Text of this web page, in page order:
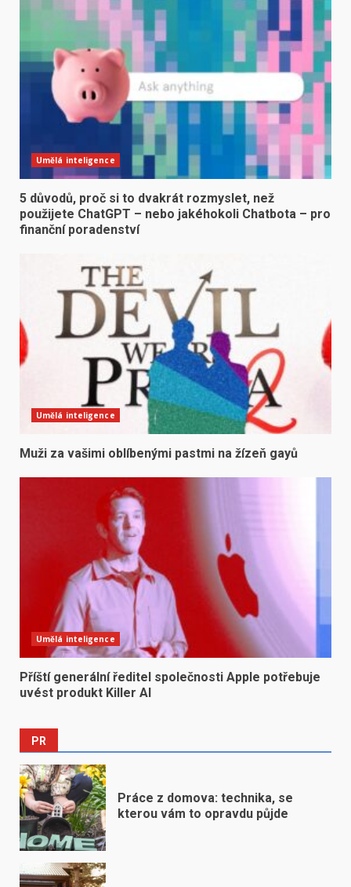
Umělá inteligence
5 důvodů, proč si to dvakrát rozmyslet, než
použijete ChatGPT – nebo jakéhokoli Chatbota – pro
finanční poradenství
Umělá inteligence
Muži za vašimi oblíbenými pastmi na žízeň gayů
Umělá inteligence
Příští generální ředitel společnosti Apple potřebuje
uvést produkt Killer AI
PR
Práce z domova: technika, se
kterou vám to opravdu půjde